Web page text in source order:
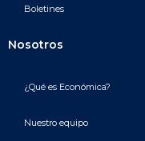
Boletines
Nosotros
¿Qué es Económica?
Nuestro equipo